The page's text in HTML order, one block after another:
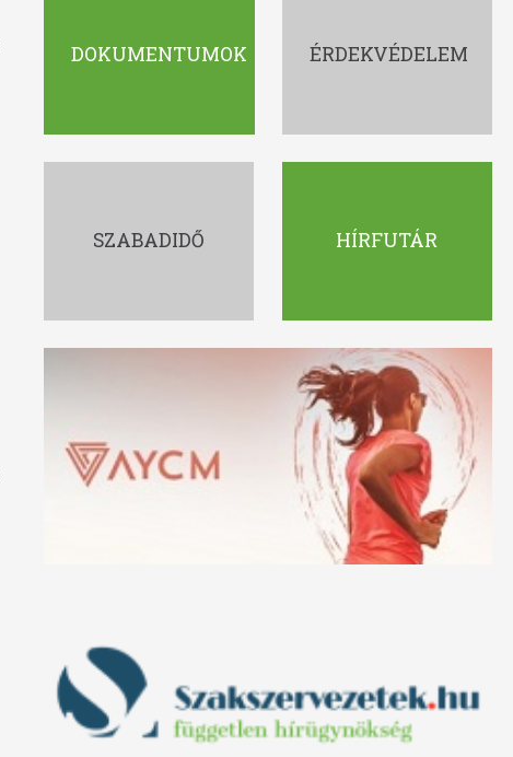
DOKUMENTUMOK ÉRDEKVÉDELEM
SZABADIDŐ HÍRFUTÁR